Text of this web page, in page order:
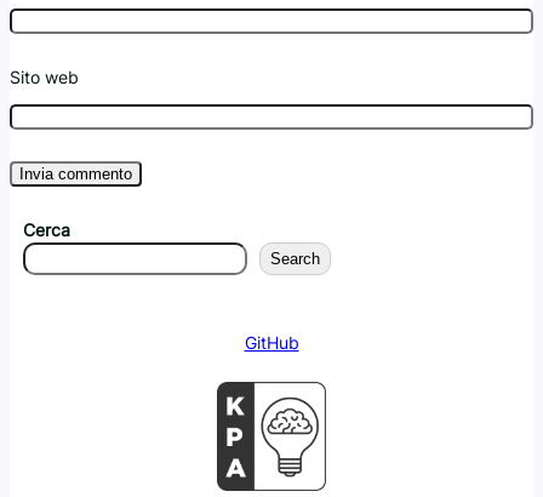
Sito web
Cerca
Search
GitHub